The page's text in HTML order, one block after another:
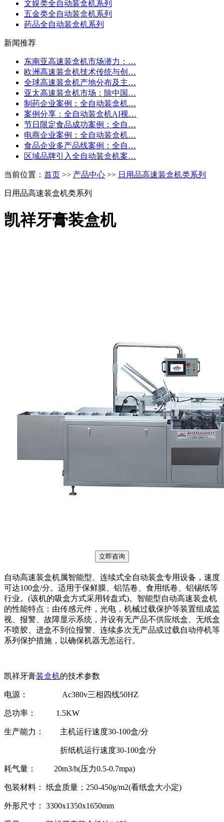
文娱类全自动装盒机系列
五金类全自动装盒机系列
药品全自动装盒机系列
新闻推荐
东南亚高速装盒机市场潜力：…
欧洲高速装盒机技术传统与创…
全球高速装盒机产地分布及主…
亚太高速装盒机市场：除中国…
制药企业案例：全自动装盒机…
案例分享：全自动装盒机AI视…
节日限定食品成功案例：全自…
电商企业案例：全自动装盒机…
食品企业多产品线案例：全自…
区域品牌引入全自动装盒机案…
当前位置： 首页 >> 产品中心 >> 日用品高速装盒机类系列
日用品高速装盒机类系列
凯祥牙膏装盒机
立即咨询
自动高速装盒机属智能型、连续式全自动装盒专用设备，速度
可达100盒/分。适用于保鲜膜、铝箔卷、食用纸卷、铝锡纸等
行业。(该机的吸盒方式采用转盘式)。智能型自动高速装盒机
的性能特点：由传感元件，光电，机械过载保护等装置组成监
视、报警、故障显示系统，并设有无产品不供应纸盒、无纸盒
不喷胶、进盒不到位报警、连续多次无产品或过载自动停机等
系列保护措施，以确保机器无恙运行。
凯祥牙膏装盒机的技术参数
电源： Ac380v三相四线50HZ
总功率： 1.5KW
生产能力： 主机运行速度30-100盒/分
折纸机运行速度30-100盒/分
耗气量： 20m3/h(压力0.5-0.7mpa)
包装材料： 纸盒质量；250-450g/m2(看纸盒大小定)
外形尺寸： 3300x1350x1650mm